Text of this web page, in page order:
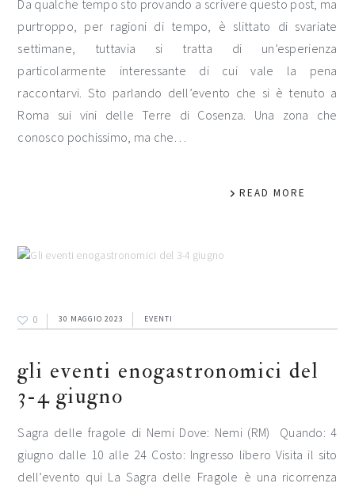
Da qualche tempo sto provando a scrivere questo post, ma
purtroppo, per ragioni di tempo, è slittato di svariate
settimane, tuttavia si tratta di un’esperienza
particolarmente interessante di cui vale la pena
raccontarvi. Sto parlando dell’evento che si è tenuto a
Roma sui vini delle Terre di Cosenza. Una zona che
conosco pochissimo, ma che…
READ MORE
0 30 MAGGIO 2023 EVENTI
gli eventi enogastronomici del
3-4 giugno
Sagra delle fragole di Nemi Dove: Nemi (RM) Quando: 4
giugno dalle 10 alle 24 Costo: Ingresso libero Visita il sito
dell’evento qui La Sagra delle Fragole è una ricorrenza